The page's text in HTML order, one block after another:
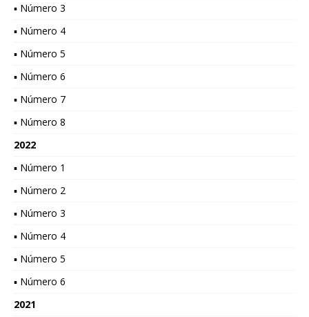
▪ Número 3
▪ Número 4
▪ Número 5
▪ Número 6
▪ Número 7
▪ Número 8
2022
▪ Número 1
▪ Número 2
▪ Número 3
▪ Número 4
▪ Número 5
▪ Número 6
2021